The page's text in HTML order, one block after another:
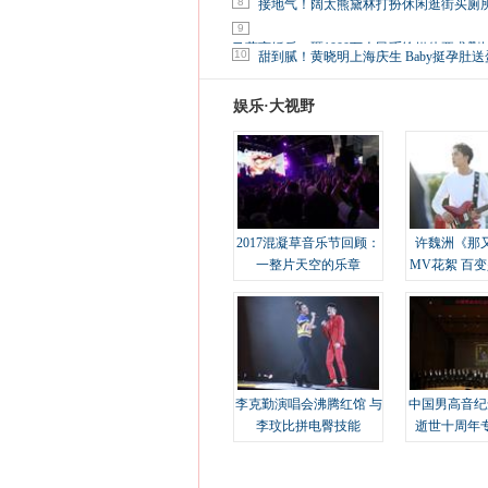
接地气！阔太熊黛林打扮休闲逛街买厕
9
马蓉离婚后，砸1000万人民币给媒体要求删
10 甜到腻！黄晓明上海庆生 Baby挺孕肚送
娱乐·大视野
2017混凝草音乐节回顾：
一整片天空的乐章
许魏洲《那
MV花絮 百
李克勤演唱会沸腾红馆 与
李玟比拼电臀技能
中国男高音
逝世十周年